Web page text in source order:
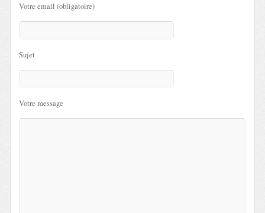
Votre email (obligatoire)
Sujet
Votre message